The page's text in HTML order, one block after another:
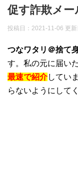
促す詐欺メ
投稿日：2021-11-06 更新
つなワタリ＠捨て
す。私の元に届いた
最速で紹介してい
らないようにして